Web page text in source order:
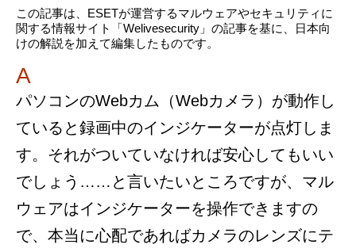
この記事は、ESETが運営するマルウェアやセキュリティに
関する情報サイト「Welivesecurity」の記事を基に、日本向
けの解説を加えて編集したものです。
A
パソコンのWebカム（Webカメラ）が動作し
ていると録画中のインジケーターが点灯しま
す。それがついていなければ安心してもいい
でしょう……と言いたいところですが、マル
ウェアはインジケーターを操作できますの
で、本当に心配であればカメラのレンズにテ